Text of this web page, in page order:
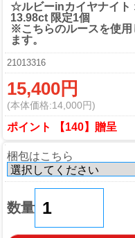
☆ルビーinカイヤナイト
13.98ct 限定1個
※こちらのルースを使用
ます。
21013316
15,400円
(本体価格:14,000円)
ポイント 【140】贈呈
梱包はこちら
数量